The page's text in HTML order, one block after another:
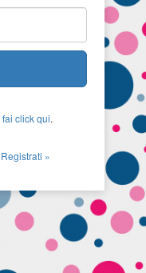
fai click qui.
Registrati »